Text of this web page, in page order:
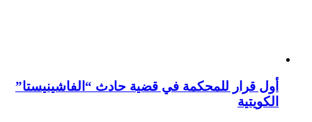
أول قرار للمحكمة في قضية حادث “الفاشينيستا”
الكويتية